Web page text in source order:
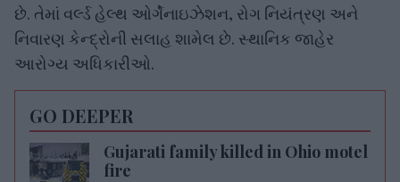
છે. તેમાં વર્લ્ડ હેલ્થ ઓર્ગેનાઇઝેશન, રોગ નિયંત્રણ અને
નિવારણ કેન્દ્રોની સલાહ શામેલ છે. સ્થાનિક જાહેર
આરોગ્ય અધિકારીઓ.
GO DEEPER
Gujarati family killed in Ohio motel
fire